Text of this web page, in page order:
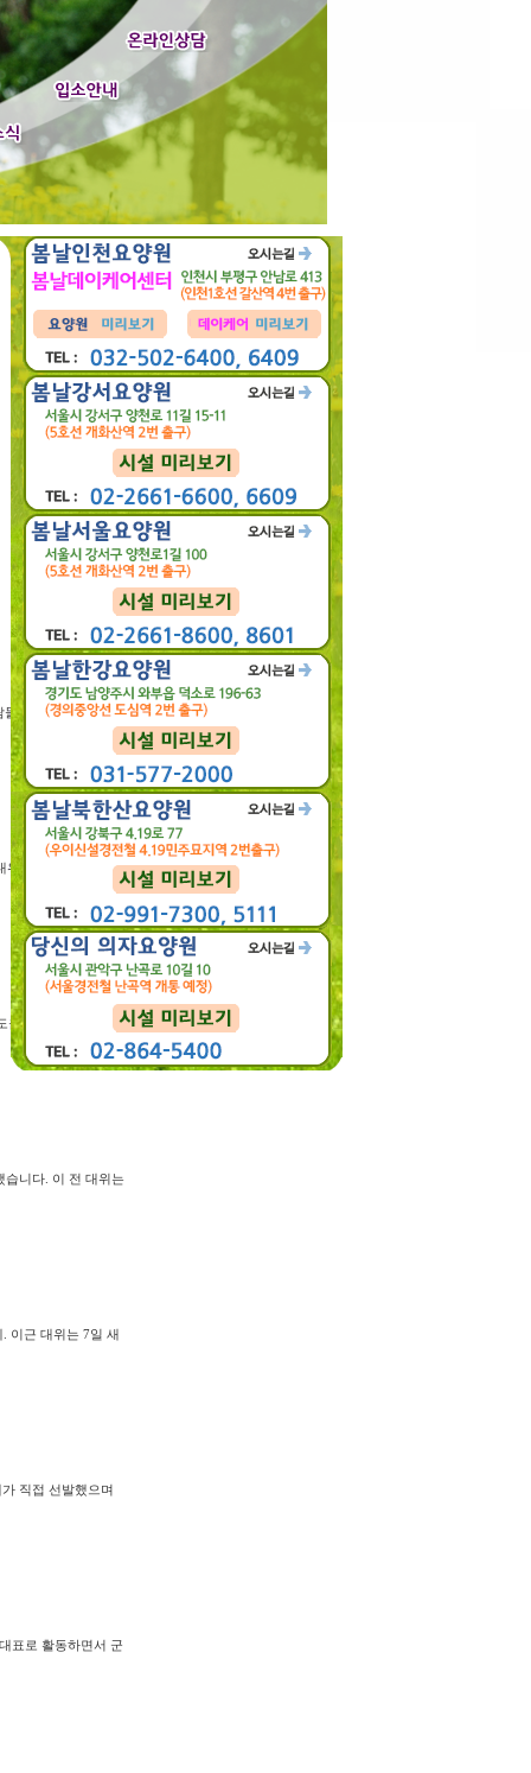
들은 보안을 이해 못
위가 우크라이나를
을 요청했을 때
습니다. 이 전 대위는
이근 대위는 7일 새
직접 선발했으며
표로 활동하면서 군